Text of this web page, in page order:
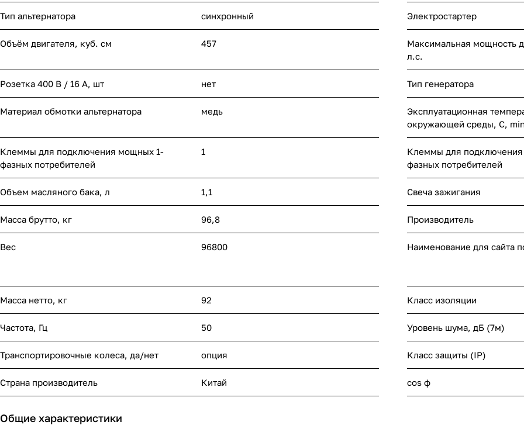
Тип альтернатора синхронный Электростартер
Объём двигателя, куб. см 457
Максимальная мощность
л.с.
Розетка 400 В / 16 А, шт нет Тип генератора
Материал обмотки альтернатора медь
Эксплуатационная
окружающей среды, С,
Клеммы для подключения мощных 1-
фазных потребителей
1
Клеммы для
фазных потребителей
Объем масляного бака, л 1,1 Свеча зажигания
Масса брутто, кг 96,8 Производитель
Вес 96800 Наименование для сайта
Масса нетто, кг 92 Класс изоляции
Частота, Гц 50 Уровень шума, дБ (7м)
Транспортировочные колеса, да/нет опция Класс защиты (IP)
Страна производитель Китай cos ф
Общие характеристики